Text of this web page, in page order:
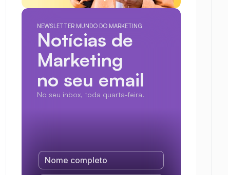
NEWSLETTER MUNDO DO MARKETING
Notícias de
Marketing
no seu email
No seu inbox, toda quarta-feira.